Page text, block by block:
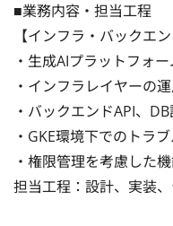
■業務内容・担当工程
【インフラ・バックエン
・生成AIプラットフォ
・インフラレイヤーの
・バックエンドAPI、
・GKE環境下でのトラ
・権限管理を考慮した
担当工程：設計、実装